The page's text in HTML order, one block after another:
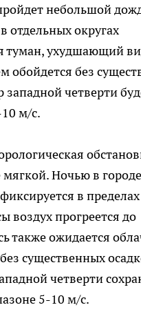
небольшой
отдельных округах
туман, ухудшающий
обойдется без
западной четверти
м/с.
мягкой. Ночью в городе
в пределах
воздух прогреется до
также ожидается
существенных
четверти
5-10 м/с.